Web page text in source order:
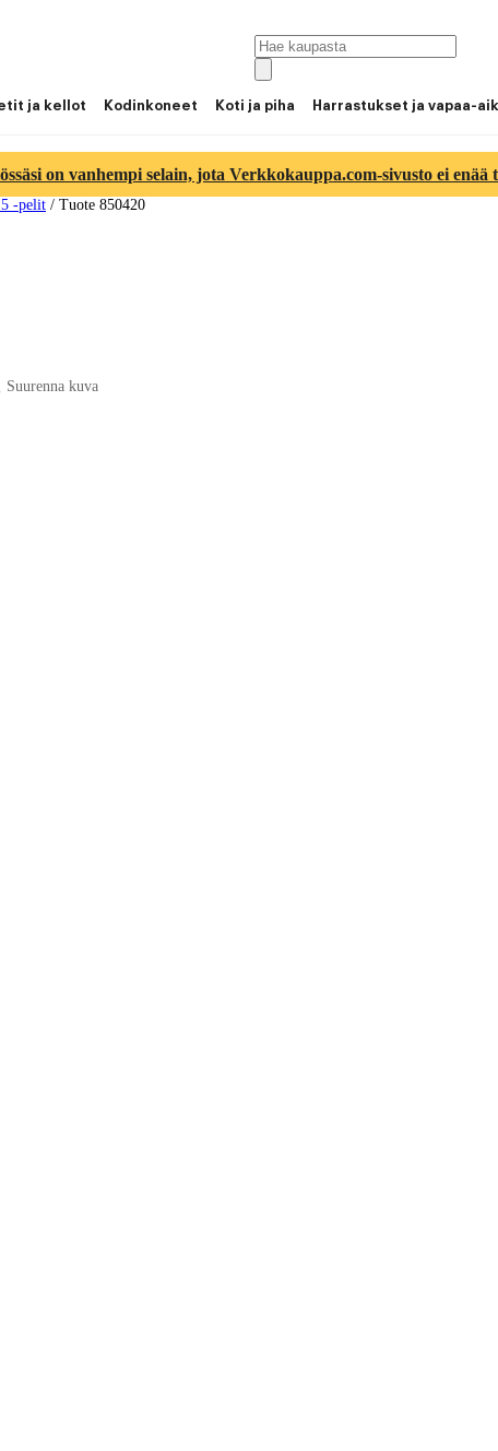
ja kellot Kodinkoneet Koti ja piha Harrastukset ja vapaa-
on vanhempi selain, jota Verkkokauppa.com-sivusto ei enää
-pelit / Tuote 850420
Suurenna kuva